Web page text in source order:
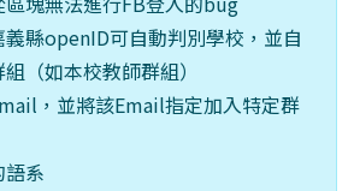
縣openID可自動判別學校，並自
（如本校教師群組）
，並將該Email指定加入特定群
系